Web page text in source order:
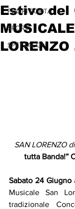
FUORI PORTA
SPORT
SPETTACOLI
Estivo del
LORENZO
SAN LORENZO
tutta Banda!”
Sabato 24 Giugno
Musicale San
tradizionale